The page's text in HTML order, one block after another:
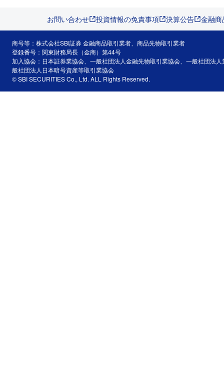
お問い合わせ 投資情報の免責事項 決算公告 金融
商号等：株式会社SBI証券 金融商品取引業者、商品先物取引業者
登録番号：関東財務局長（金商）第44号
加入協会：日本証券業協会、一般社団法人金融先物取引業協会、一般社団法
般社団法人日本暗号資産等取引業協会
© SBI SECURITIES Co., Ltd. ALL Rights Reserved.